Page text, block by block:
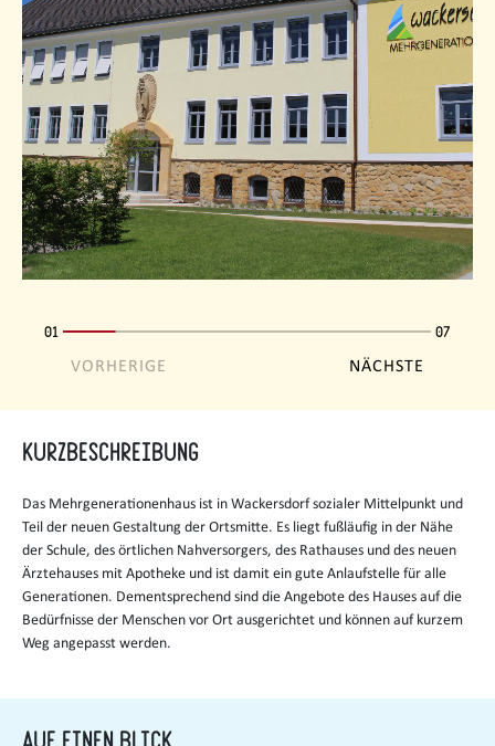
01 07
VORHERIGE NÄCHSTE
Kurzbeschreibung
Das Mehrgenerationenhaus ist in Wackersdorf sozialer Mittelpunkt und
Teil der neuen Gestaltung der Ortsmitte. Es liegt fußläufig in der Nähe
der Schule, des örtlichen Nahversorgers, des Rathauses und des neuen
Ärztehauses mit Apotheke und ist damit ein gute Anlaufstelle für alle
Generationen. Dementsprechend sind die Angebote des Hauses auf die
Bedürfnisse der Menschen vor Ort ausgerichtet und können auf kurzem
Weg angepasst werden.
Auf einen Blick